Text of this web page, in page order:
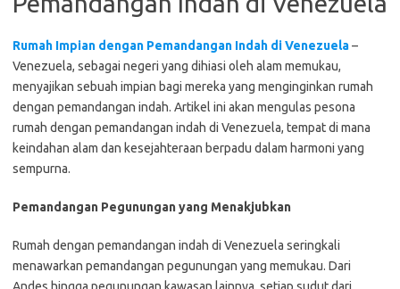
Rumah Impian dengan Pemandangan Indah di Venezuela–
Venezuela, sebagai negeri yang dihiasi oleh alam memukau,
menyajikan sebuah impian bagi mereka yang menginginkan rumah
dengan pemandangan indah. Artikel ini akan mengulas pesona
rumah dengan pemandangan indah di Venezuela, tempat di mana
keindahan alam dan kesejahteraan berpadu dalam harmoni yang
sempurna.
Pemandangan Pegunungan yang Menakjubkan
Rumah dengan pemandangan indah di Venezuela seringkali
menawarkan pemandangan pegunungan yang memukau. Dari